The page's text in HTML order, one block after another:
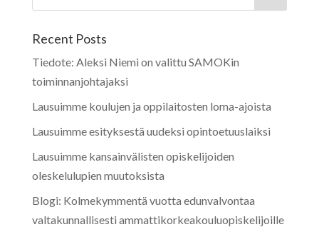
Recent Posts
Tiedote: Aleksi Niemi on valittu SAMOKin
toiminnanjohtajaksi
Lausuimme koulujen ja oppilaitosten loma-ajoista
Lausuimme esityksestä uudeksi opintoetuuslaiksi
Lausuimme kansainvälisten opiskelijoiden
oleskelulupien muutoksista
Blogi: Kolmekymmentä vuotta edunvalvontaa
valtakunnallisesti ammattikorkeakouluopiskelijoille